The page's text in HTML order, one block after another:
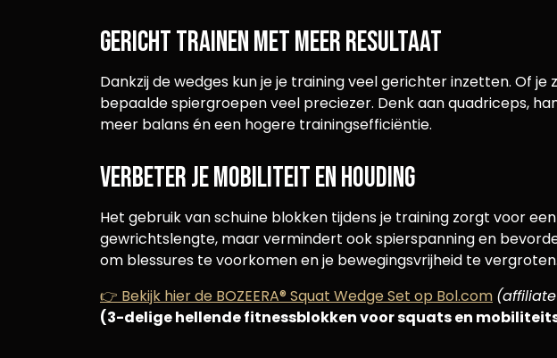
Gericht trainen met meer resultaat
Dankzij de wedges kun je je training veel gerichter inzetten. Of
bepaalde spiergroepen veel preciezer. Denk aan quadriceps,
meer balans én een hogere trainingsefficiëntie.
Verbeter je mobiliteit en houding
Het gebruik van schuine blokken tijdens je training zorgt voor
gewrichtslengte, maar vermindert ook spierspanning en
om blessures te voorkomen en je bewegingsvrijheid te vergroten.
👉 Bekijk hier de BOZEERA® Squat Wedge Set op Bol.com
(3-delige hellende fitnessblokken voor squats en